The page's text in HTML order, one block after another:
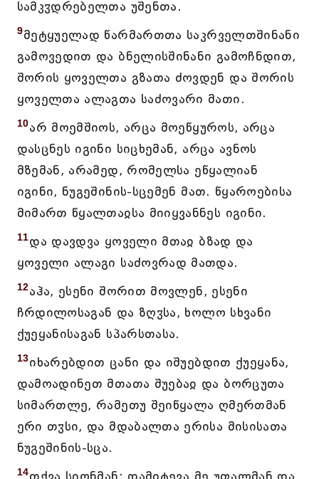
სამკჳდრებელთა უშენთა.
9მეტყუელად წარმართთა საკრველთშინანი
გამოვედით და ბნელისშინანი გამოჩნდით,
შორის ყოველთა გზათა ძოვდენ და შორის
ყოველთა ალაგთა საძოვარი მათი.
10არ მოემშიოს, არცა მოეწყუროს, არცა
დასცნეს იგინი სიცხემან, არცა ავნოს
მზემან, არამედ, რომელსა ეწყალიან
იგინი, ნუგეშინის-სცემენ მათ. წყაროებისა
მიმართ წყალთაჲსა მიიყვანნეს იგინი.
11და დავდვა ყოველი მთაჲ ბზად და
ყოველი ალაგი საძოვრად მათდა.
12აჰა, ესენი შორით მოვლენ, ესენი
ჩრდილოსაგან და ზღჳსა, ხოლო სხვანი
ქუეყანისაგან სპარსთასა.
13იხარებდით ცანი და იშუებდით ქუეყანა,
დამოადინეთ მთათა შუებაჲ და ბორცუთა
სიმართლე, რამეთუ შეიწყალა ღმერთმან
ერი თჳსი, და მდაბალთა ერისა მისისათა
ნუგეშინის-სცა.
14